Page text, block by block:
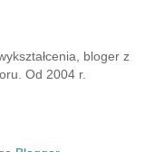
bloger z
Od 2004 r.